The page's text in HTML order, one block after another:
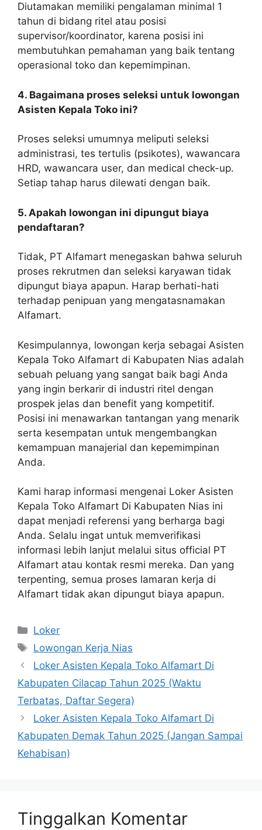
Diutamakan memiliki pengalaman minimal 1
tahun di bidang ritel atau posisi
supervisor/koordinator, karena posisi ini
membutuhkan pemahaman yang baik tentang
operasional toko dan kepemimpinan.
4. Bagaimana proses seleksi untuk lowongan
Asisten Kepala Toko ini?
Proses seleksi umumnya meliputi seleksi
administrasi, tes tertulis (psikotes), wawancara
HRD, wawancara user, dan medical check-up.
Setiap tahap harus dilewati dengan baik.
5. Apakah lowongan ini dipungut biaya
pendaftaran?
Tidak, PT Alfamart menegaskan bahwa seluruh
proses rekrutmen dan seleksi karyawan tidak
dipungut biaya apapun. Harap berhati-hati
terhadap penipuan yang mengatasnamakan
Alfamart.
Kesimpulannya, lowongan kerja sebagai Asisten
Kepala Toko Alfamart di Kabupaten Nias adalah
sebuah peluang yang sangat baik bagi Anda
yang ingin berkarir di industri ritel dengan
prospek jelas dan benefit yang kompetitif.
Posisi ini menawarkan tantangan yang menarik
serta kesempatan untuk mengembangkan
kemampuan manajerial dan kepemimpinan
Anda.
Kami harap informasi mengenai Loker Asisten
Kepala Toko Alfamart Di Kabupaten Nias ini
dapat menjadi referensi yang berharga bagi
Anda. Selalu ingat untuk memverifikasi
informasi lebih lanjut melalui situs official PT
Alfamart atau kontak resmi mereka. Dan yang
terpenting, semua proses lamaran kerja di
Alfamart tidak akan dipungut biaya apapun.
Kategori
Loker
Tag
Lowongan Kerja Nias
Loker Asisten Kepala Toko Alfamart Di
Kabupaten Cilacap Tahun 2025 (Waktu
Terbatas, Daftar Segera)
Loker Asisten Kepala Toko Alfamart Di
Kabupaten Demak Tahun 2025 (Jangan Sampai
Kehabisan)
Tinggalkan Komentar